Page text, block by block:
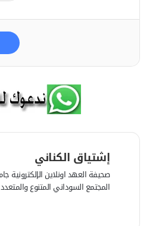
إشتياق الكناني
صحيفة العهد اونلاين الإلكترونية
المجتمع السوداني المتنوع والمتعدد